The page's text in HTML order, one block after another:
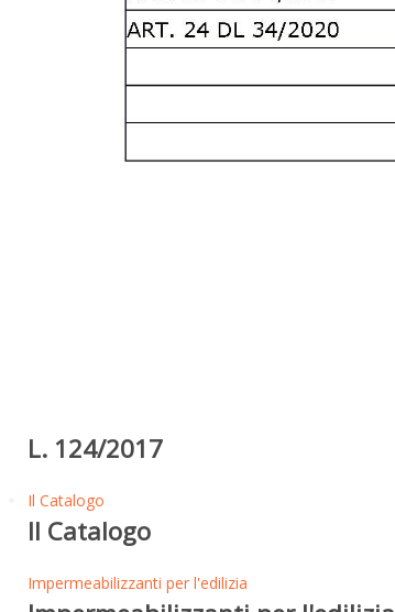
L. 124/2017
Il Catalogo
Il Catalogo
Impermeabilizzanti per l'edilizia